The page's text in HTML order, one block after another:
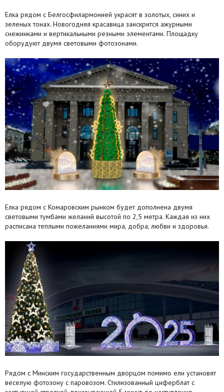
Елка рядом с Белгосфилармонией украсят в золотых, синих и
зеленых тонах. Новогодняя красавица заискрится ажурными
снежинками и вертикальными резными элементами. Площадку
оборудуют двумя световыми фотозонами.
Елка рядом с Комаровским рынком будет дополнена двумя
световыми тумбами желаний высотой по 2,5 метра. Каждая из них
расписана теплыми пожеланиями мира, добра, любви и здоровья.
Рядом с Минским государственным дворцом помимо ели установят
веселую фотозону с паровозом. Стилизованный циферблат с